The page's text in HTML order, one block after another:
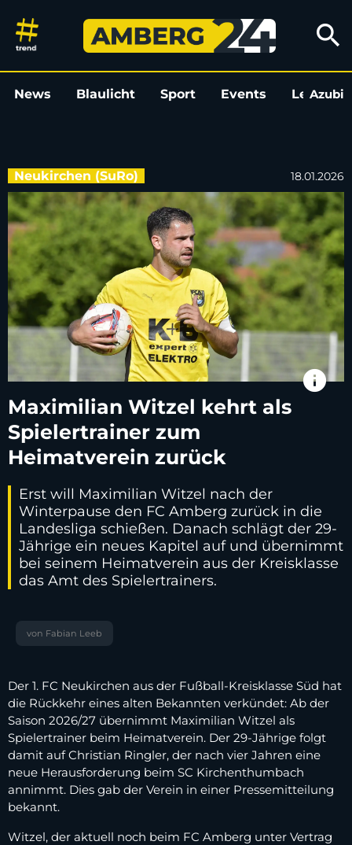
Maximilian Witzel kehrt als
search
News Blaulicht Sport Events LeoAzubi
Neukirchen (SuRo) 18.01.2026
info
Maximilian Witzel kehrt als
Spielertrainer zum
Heimatverein zurück
Erst will Maximilian Witzel nach der
Winterpause den FC Amberg zurück in die
Landesliga schießen. Danach schlägt der 29-
Jährige ein neues Kapitel auf und übernimmt
bei seinem Heimatverein aus der Kreisklasse
das Amt des Spielertrainers.
von Fabian Leeb
Der 1. FC Neukirchen aus der Fußball-Kreisklasse Süd hat
die Rückkehr eines alten Bekannten verkündet: Ab der
Saison 2026/27 übernimmt Maximilian Witzel als
Spielertrainer beim Heimatverein. Der 29‑Jährige folgt
damit auf Christian Ringler, der nach vier Jahren eine
neue Herausforderung beim SC Kirchenthumbach
annimmt. Dies gab der Verein in einer Pressemitteilung
bekannt.
Witzel, der aktuell noch beim FC Amberg unter Vertrag